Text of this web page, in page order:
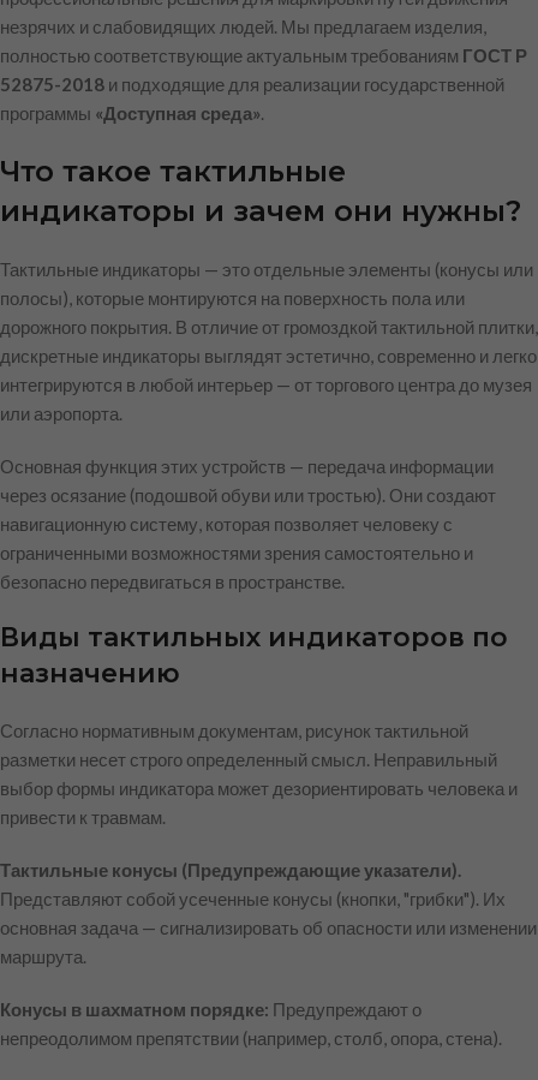
незрячих и слабовидящих людей. Мы предлагаем изделия,
полностью соответствующие актуальным требованиям ГОСТ Р
52875-2018 и подходящие для реализации государственной
программы «Доступная среда».
Что такое тактильные
индикаторы и зачем они нужны?
Тактильные индикаторы — это отдельные элементы (конусы или
полосы), которые монтируются на поверхность пола или
дорожного покрытия. В отличие от громоздкой тактильной плитки,
дискретные индикаторы выглядят эстетично, современно и легко
интегрируются в любой интерьер — от торгового центра до музея
или аэропорта.
Основная функция этих устройств — передача информации
через осязание (подошвой обуви или тростью). Они создают
навигационную систему, которая позволяет человеку с
ограниченными возможностями зрения самостоятельно и
безопасно передвигаться в пространстве.
Виды тактильных индикаторов по
назначению
Согласно нормативным документам, рисунок тактильной
разметки несет строго определенный смысл. Неправильный
выбор формы индикатора может дезориентировать человека и
привести к травмам.
Тактильные конусы (Предупреждающие указатели).
Представляют собой усеченные конусы (кнопки, "грибки"). Их
основная задача — сигнализировать об опасности или изменении
маршрута.
Конусы в шахматном порядке: Предупреждают о
непреодолимом препятствии (например, столб, опора, стена).